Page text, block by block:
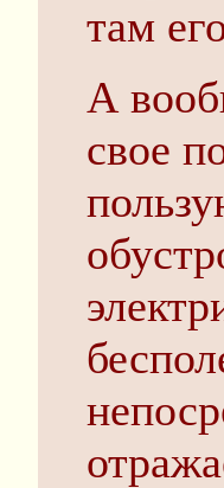
там
А
свое